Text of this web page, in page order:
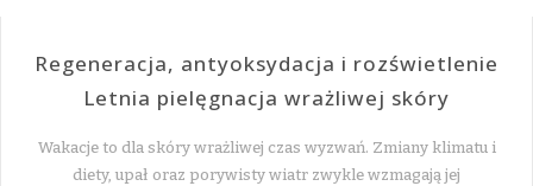
Regeneracja, antyoksydacja i rozświetlenie
Letnia pielęgnacja wrażliwej skóry
Wakacje to dla skóry wrażliwej czas wyzwań. Zmiany klimatu i
diety, upał oraz porywisty wiatr zwykle wzmagają jej